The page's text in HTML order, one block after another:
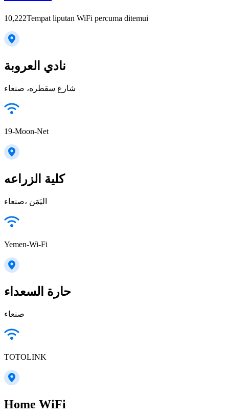
10,222Tempat liputan WiFi percuma ditemui
نادي العروبة
19-Moon-Net
كلية الزراعه
صنعاء‎، اليَمَن
Yemen-Wi-Fi
حارة السعداء
TOTOLINK
Home WiFi